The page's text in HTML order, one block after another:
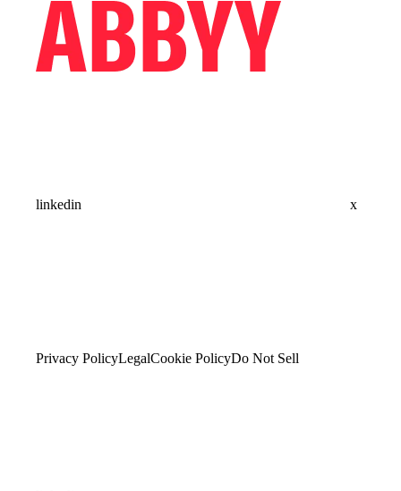
linkedin x
Privacy PolicyLegalCookie PolicyDo Not Sell